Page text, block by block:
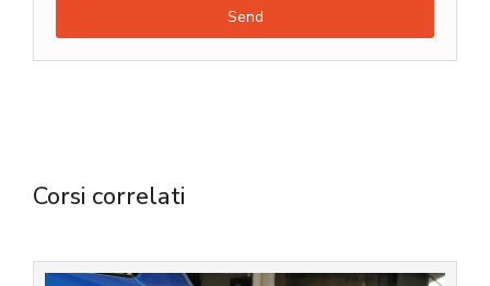
Send
Corsi correlati